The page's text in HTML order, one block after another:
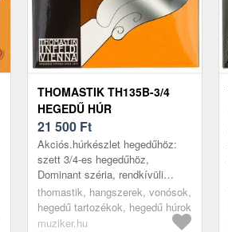
THOMASTIK TH135B-3/4
HEGEDŰ HÚR
21 500 Ft
Akciós.húrkészlet hegedűhöz:
szett 3/4-es hegedűhöz,
Dominant széria, rendkívüli
flexibilitás, stabil hangolás
extrém körülmények között is,
gazdag, meleg...
thomastik, hangszerek, vonósok,
hegedű tartozékok, hegedű húrok
muziker.hu